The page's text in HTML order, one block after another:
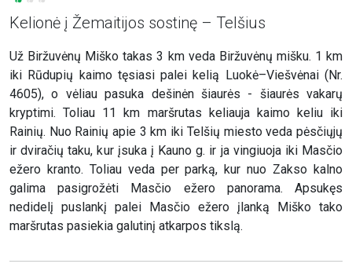
Kelionė į Žemaitijos sostinę – Telšius
Už Biržuvėnų Miško takas 3 km veda Biržuvėnų mišku. 1 km
iki Rūdupių kaimo tęsiasi palei kelią Luokė–Viešvėnai (Nr.
4605), o vėliau pasuka dešinėn šiaurės - šiaurės vakarų
kryptimi. Toliau 11 km maršrutas keliauja kaimo keliu iki
Rainių. Nuo Rainių apie 3 km iki Telšių miesto veda pėsčiųjų
ir dviračių taku, kur įsuka į Kauno g. ir ja vingiuoja iki Masčio
ežero kranto. Toliau veda per parką, kur nuo Zakso kalno
galima pasigrožėti Masčio ežero panorama. Apsukęs
nedidelį puslankį palei Masčio ežero įlanką Miško tako
maršrutas pasiekia galutinį atkarpos tikslą.